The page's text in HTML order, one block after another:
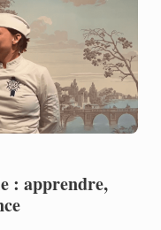
: apprendre,